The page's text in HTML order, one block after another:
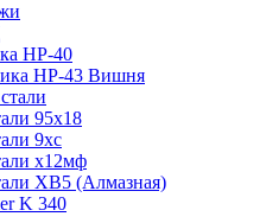
НР-40
НР-43 Вишня
95х18
9хс
х12мф
ХВ5 (Алмазная)
K 340